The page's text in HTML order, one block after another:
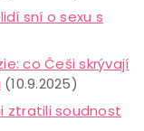
sní o sexu s
co Češi skrývají
(10.9.2025)
ztratili soudnost